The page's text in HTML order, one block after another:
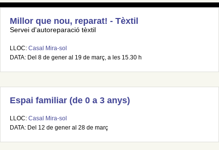
Millor que nou, reparat! - Tèxtil
Servei d'autoreparació tèxtil
LLOC: Casal Mira-sol
DATA: Del 8 de gener al 19 de març, a les 15.30 h
Espai familiar (de 0 a 3 anys)
LLOC: Casal Mira-sol
DATA: Del 12 de gener al 28 de març